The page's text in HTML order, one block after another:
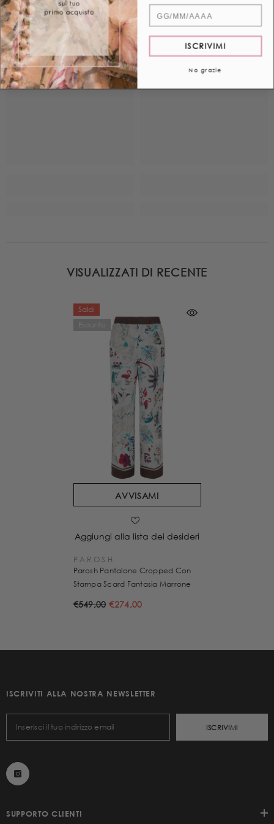
VISUALIZZATI DI RECENTE
Saldi
Esaurito
AVVISAMI
Aggiungi alla lista dei desideri
VENDITORE:
P.A.R.O.S.H.
Parosh Pantalone Cropped Con
Stampa Scard Fantasia Marrone
€549,00 €274,00
ISCRIVITI ALLA NOSTRA NEWSLETTER
ISCRIVIMI
SUPPORTO CLIENTI
Quand'è il tuo compleanno?
ISCRIVIMI
No grazie